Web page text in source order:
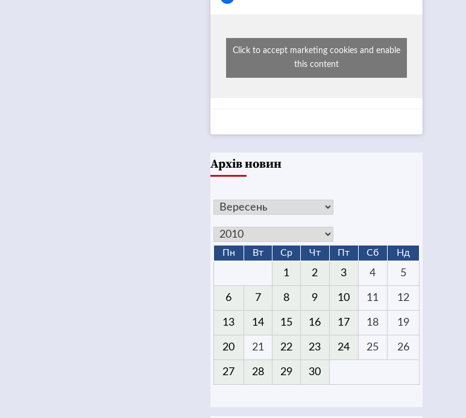
Click to accept marketing cookies and enable
this content
Архів новин
Пн Вт Ср Чт Пт Сб Нд
1 2 3 4 5
6 7 8 9 10 11 12
13 14 15 16 17 18 19
20 21 22 23 24 25 26
27 28 29 30